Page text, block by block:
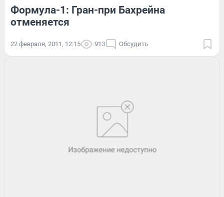
Формула-1: Гран-при Бахрейна
отменяется
22 февраля, 2011, 12:15 913 Обсудить